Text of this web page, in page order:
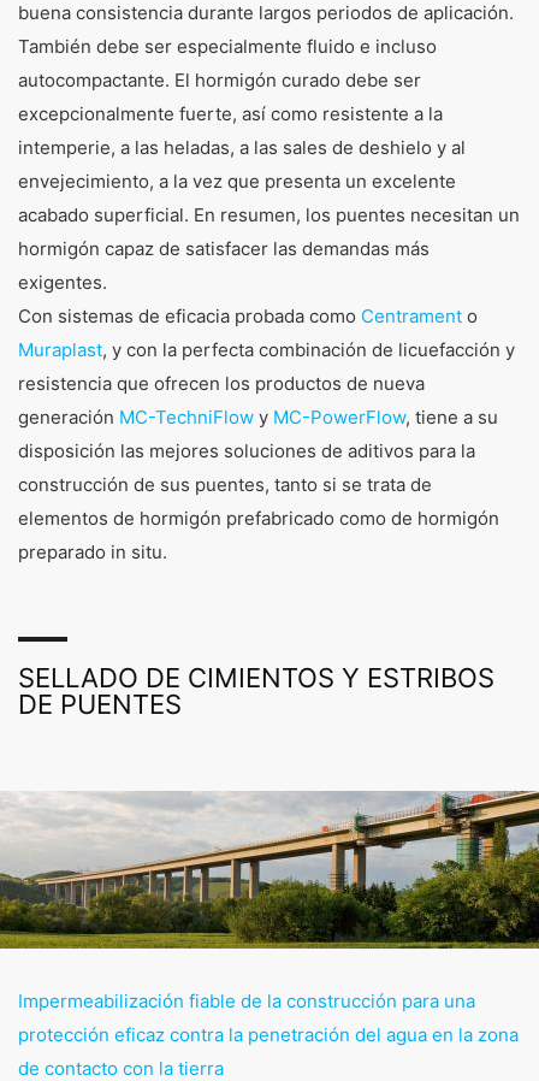
Puentes
buena consistencia durante largos periodos de aplicación.
También debe ser especialmente fluido e incluso
autocompactante. El hormigón curado debe ser
excepcionalmente fuerte, así como resistente a la
intemperie, a las heladas, a las sales de deshielo y al
envejecimiento, a la vez que presenta un excelente
acabado superficial. En resumen, los puentes necesitan un
hormigón capaz de satisfacer las demandas más
exigentes.
Con sistemas de eficacia probada como Centrament o
Muraplast, y con la perfecta combinación de licuefacción y
resistencia que ofrecen los productos de nueva
generación MC-TechniFlow y MC-PowerFlow, tiene a su
disposición las mejores soluciones de aditivos para la
construcción de sus puentes, tanto si se trata de
elementos de hormigón prefabricado como de hormigón
preparado in situ.
SELLADO DE CIMIENTOS Y ESTRIBOS
DE PUENTES
Impermeabilización fiable de la construcción para una
protección eficaz contra la penetración del agua en la zona
de contacto con la tierra